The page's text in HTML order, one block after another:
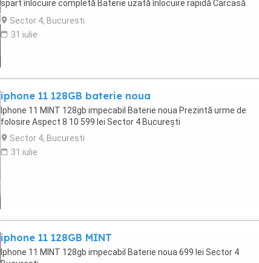
spart înlocuire completă Baterie uzată înlocuire rapidă Carcasă
completă (housing swap) Cameră defectă sticlă cameră spartă
încărcare defect Difuzor căști defecte Butoane defecte (power,
volum, silent) Antenă semnal **Două opțiuni de piese:**
Zona Berceni, București Nu reparăm daune de apă Nu reparăm
probleme de placă de bază **Scrie-ne cu modelul și defectul pentru
ofertă imediată!** ---
Sector 4, Bucuresti
31 iulie
iphone 11 128GB baterie noua
Iphone 11 MINT 128gb impecabil Baterie noua Prezintă urme de
folosire Aspect 8 10 599 lei Sector 4 București
Sector 4, Bucuresti
31 iulie
iphone 11 128GB MINT
Iphone 11 MINT 128gb impecabil Baterie noua 699 lei Sector 4